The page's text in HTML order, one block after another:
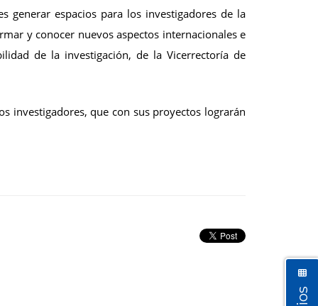
generar espacios para los investigadores de la
y conocer nuevos aspectos internacionales e
de la investigación, de la Vicerrectoría de
investigadores, que con sus proyectos lograrán